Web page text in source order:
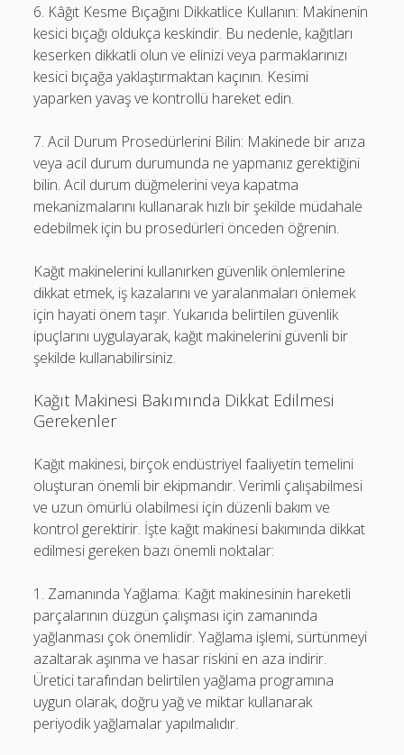
6. Kâğıt Kesme Bıçağını Dikkatlice Kullanın: Makinenin
kesici bıçağı oldukça keskindir. Bu nedenle, kağıtları
keserken dikkatli olun ve elinizi veya parmaklarınızı
kesici bıçağa yaklaştırmaktan kaçının. Kesimi
yaparken yavaş ve kontrollü hareket edin.
7. Acil Durum Prosedürlerini Bilin: Makinede bir arıza
veya acil durum durumunda ne yapmanız gerektiğini
bilin. Acil durum düğmelerini veya kapatma
mekanizmalarını kullanarak hızlı bir şekilde müdahale
edebilmek için bu prosedürleri önceden öğrenin.
Kağıt makinelerini kullanırken güvenlik önlemlerine
dikkat etmek, iş kazalarını ve yaralanmaları önlemek
için hayati önem taşır. Yukarıda belirtilen güvenlik
ipuçlarını uygulayarak, kağıt makinelerini güvenli bir
şekilde kullanabilirsiniz.
Kağıt Makinesi Bakımında Dikkat Edilmesi
Gerekenler
Kağıt makinesi, birçok endüstriyel faaliyetin temelini
oluşturan önemli bir ekipmandır. Verimli çalışabilmesi
ve uzun ömürlü olabilmesi için düzenli bakım ve
kontrol gerektirir. İşte kağıt makinesi bakımında dikkat
edilmesi gereken bazı önemli noktalar:
1. Zamanında Yağlama: Kağıt makinesinin hareketli
parçalarının düzgün çalışması için zamanında
yağlanması çok önemlidir. Yağlama işlemi, sürtünmeyi
azaltarak aşınma ve hasar riskini en aza indirir.
Üretici tarafından belirtilen yağlama programına
uygun olarak, doğru yağ ve miktar kullanarak
periyodik yağlamalar yapılmalıdır.